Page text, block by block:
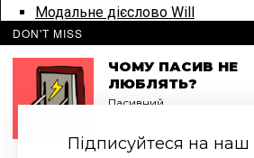
Модальне дієслово Will
Навігація
записів
Попередній допис
DON'T MISS
ЧОМУ ПАСИВ НЕ
ЛЮБЛЯТЬ?
Пасивний…
Підписуйтеся на наш